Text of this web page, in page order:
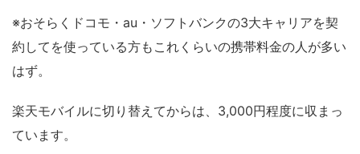
※おそらくドコモ・au・ソフトバンクの3大キャリアを契
約してを使っている方もこれくらいの携帯料金の人が多い
はず。
楽天モバイルに切り替えてからは、3,000円程度に収まっ
ています。